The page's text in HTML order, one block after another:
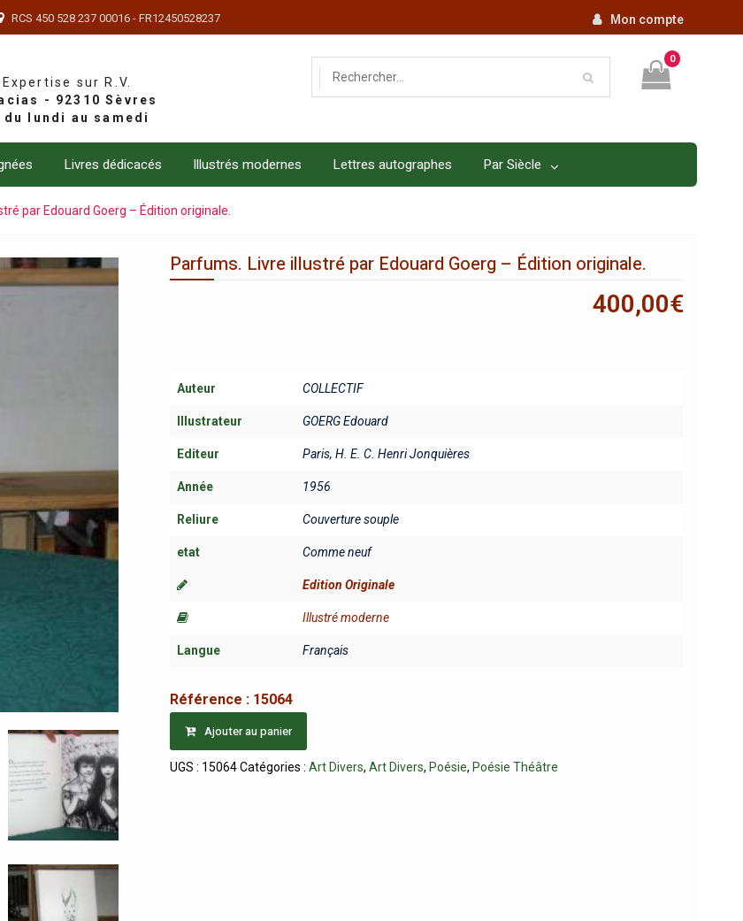
RCS 450 528 237 00016 - FR12450528237 Mon compte
sur R.V.
0
Livres dédicacés Illustrés modernes Lettres autographes Par Siècle
par Edouard Goerg – Édition originale.
Parfums. Livre illustré par Edouard Goerg – Édition originale.
400,00€
Auteur COLLECTIF
Illustrateur GOERG Edouard
Editeur Paris, H. E. C. Henri Jonquières
Année 1956
Reliure Couverture souple
etat Comme neuf
Edition Originale
Illustré moderne
Langue Français
Référence : 15064
Ajouter au panier
UGS : 15064 Catégories :Art Divers,Art Divers, Poésie, Poésie Théâtre